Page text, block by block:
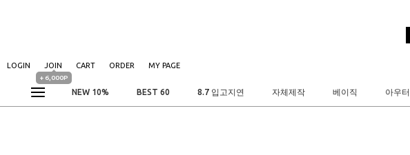
LOGIN JOIN
+ 6,000P
CART ORDER MY PAGE
NEW 10% BEST 60 8.7 입고지연 자체제작 베이직 아우터